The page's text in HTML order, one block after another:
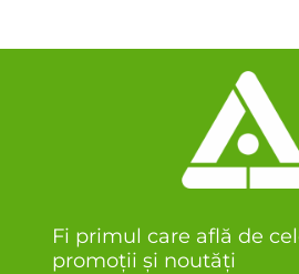
Fi primul care află de
promoții și noutăți